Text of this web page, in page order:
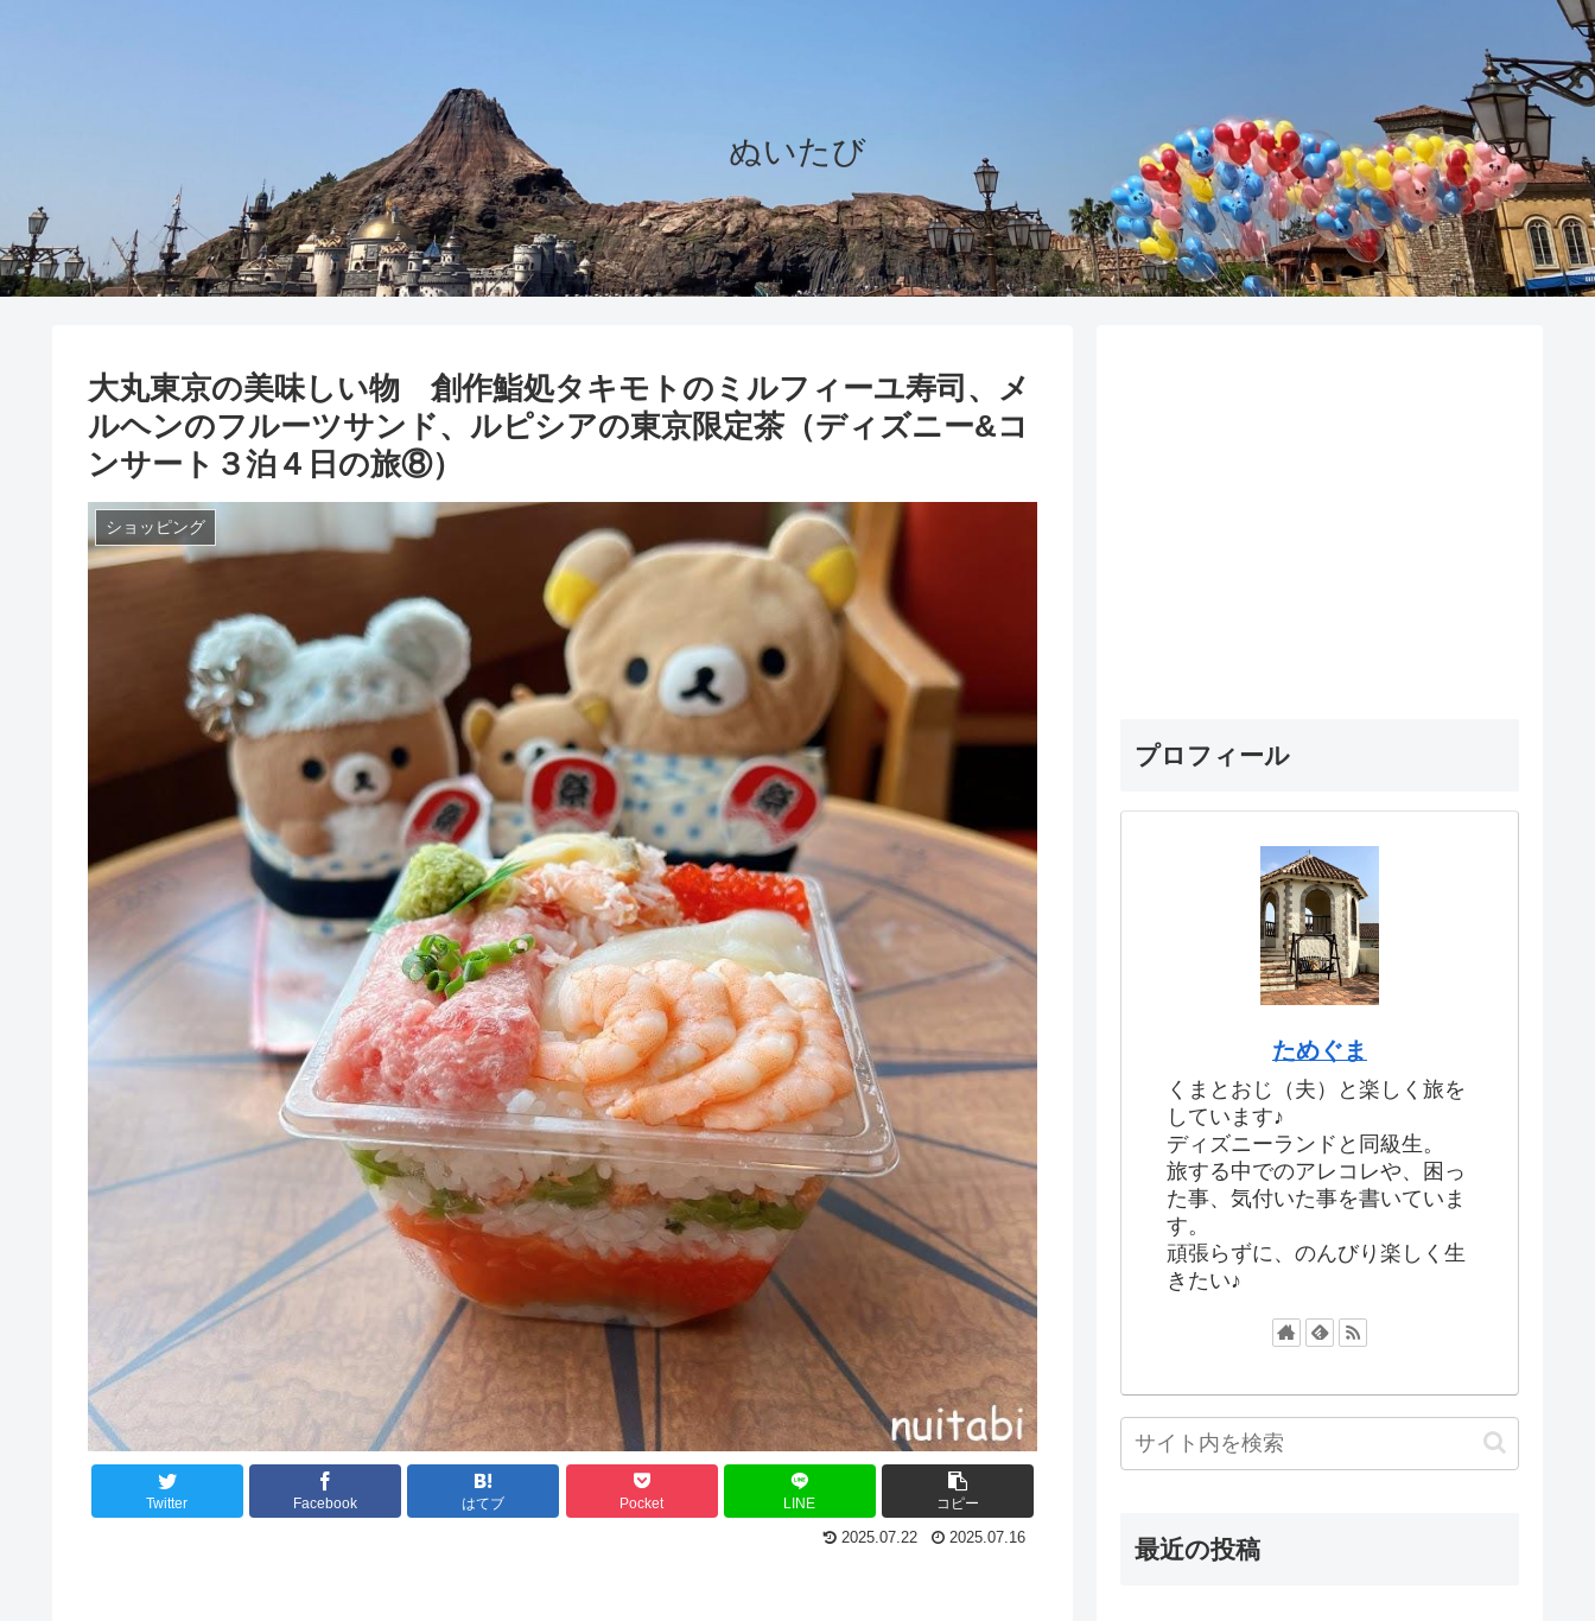
ぬいたび
大丸東京の美味しい物 創作鮨処タキモトのミルフィーユ寿司、メ
ルヘンのフルーツサンド、ルピシアの東京限定茶（ディズニー&コ
ンサート３泊４日の旅⑧）
ショッピング
Twitter Facebook はてブ Pocket LINE コピー
2025.07.22 2025.07.16
プロフィール
ためぐま
くまとおじ（夫）と楽しく旅を
しています♪
ディズニーランドと同級生。
旅する中でのアレコレや、困っ
た事、気付いた事を書いていま
す。
頑張らずに、のんびり楽しく生
きたい♪
最近の投稿